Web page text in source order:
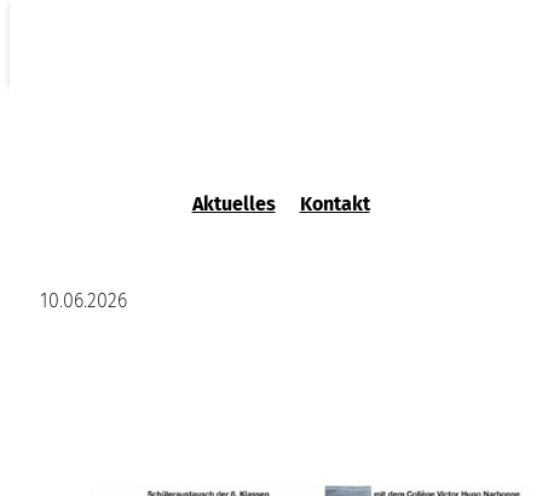
Aktuelles Kontakt
10.06.2026